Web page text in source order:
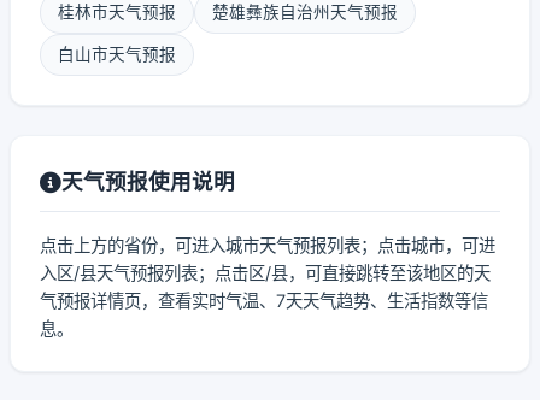
桂林市天气预报 楚雄彝族自治州天气预报
白山市天气预报
天气预报使用说明
点击上方的省份，可进入城市天气预报列表；点击城市，可进
入区/县天气预报列表；点击区/县，可直接跳转至该地区的天
气预报详情页，查看实时气温、7天天气趋势、生活指数等信
息。